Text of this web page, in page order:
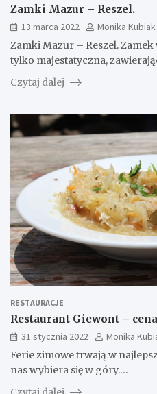
Zamki Mazur – Reszel.
13 marca 2022
Monika Kubiak
Zamki Mazur – Reszel.
tylko majestatyczna,
Czytaj dalej
RESTAURACJE
Restaurant Giewont –
31 stycznia 2022
Monika
Ferie zimowe trwają w
nas wybiera się w góry.…